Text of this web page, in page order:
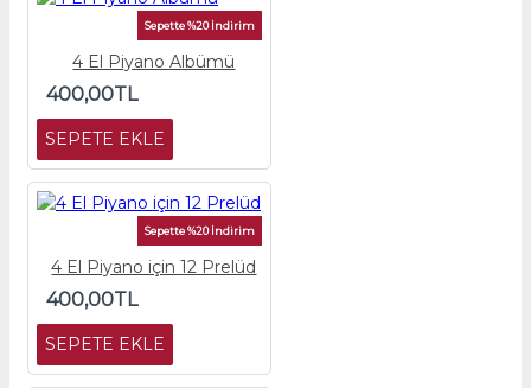
Sepette %20 İndirim
4 El Piyano Albümü
400,00TL
SEPETE EKLE
Sepette %20 İndirim
4 El Piyano için 12 Prelüd
400,00TL
SEPETE EKLE